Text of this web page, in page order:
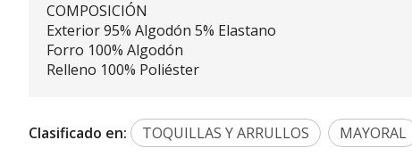
COMPOSICIÓN
Exterior 95% Algodón 5% Elastano
Forro 100% Algodón
Relleno 100% Poliéster
Clasificado en: TOQUILLAS Y ARRULLOS MAYORAL